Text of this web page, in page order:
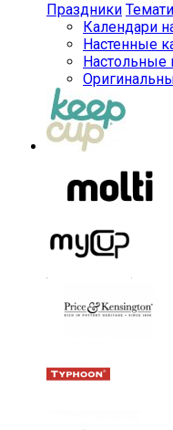
Праздники
Календари
Настенные
Настольные